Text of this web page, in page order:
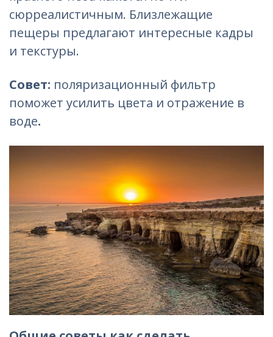
сюрреалистичным. Близлежащие
пещеры предлагают интересные кадры
и текстуры.
Совет: поляризационный фильтр
поможет усилить цвета и отражение в
воде.